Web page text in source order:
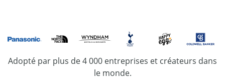
Adopté par plus de 4 000 entreprises et créateurs dans
le monde.